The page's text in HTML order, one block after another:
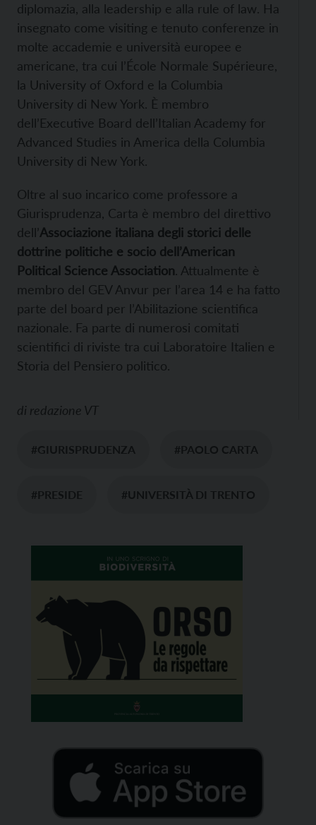
diplomazia, alla leadership e alla rule of law. Ha
insegnato come visiting e tenuto conferenze in
molte accademie e università europee e
americane, tra cui l’École Normale Supérieure,
la University of Oxford e la Columbia
University di New York. È membro
dell’Executive Board dell’Italian Academy for
Advanced Studies in America della Columbia
University di New York.
Oltre al suo incarico come professore a
Giurisprudenza, Carta è membro del direttivo
dell’Associazione italiana degli storici delle
dottrine politiche e socio dell’American
Political Science Association. Attualmente è
membro del GEV Anvur per l’area 14 e ha fatto
parte del board per l’Abilitazione scientifica
nazionale. Fa parte di numerosi comitati
scientifici di riviste tra cui Laboratoire Italien e
Storia del Pensiero politico.
di redazione VT
#GIURISPRUDENZA #PAOLO CARTA
#PRESIDE #UNIVERSITÀ DI TRENTO